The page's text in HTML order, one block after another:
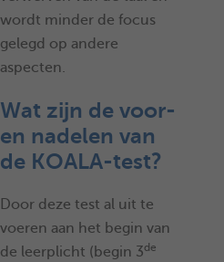
wordt minder de focus
gelegd op andere
aspecten.
Wat zijn de voor-
en nadelen van
de KOALA-test?
Door deze test al uit te
voeren aan het begin van
de leerplicht (begin 3de